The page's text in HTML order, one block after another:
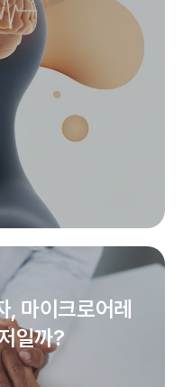
, 마이크로어레
일까?